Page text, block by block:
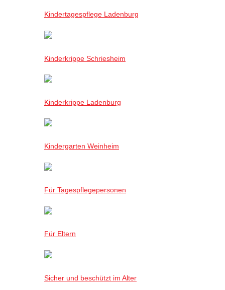
Kindertagespflege Ladenburg
Kinderkrippe Schriesheim
Kinderkrippe Ladenburg
Kindergarten Weinheim
Für Tagespflegepersonen
Für Eltern
Sicher und beschützt im Alter